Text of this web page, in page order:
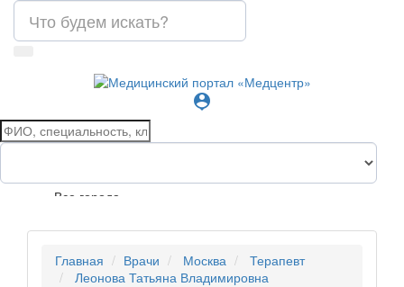
person_pin
Все города
Главная Врачи Москва
Терапевт
Леонова Татьяна Владимировна